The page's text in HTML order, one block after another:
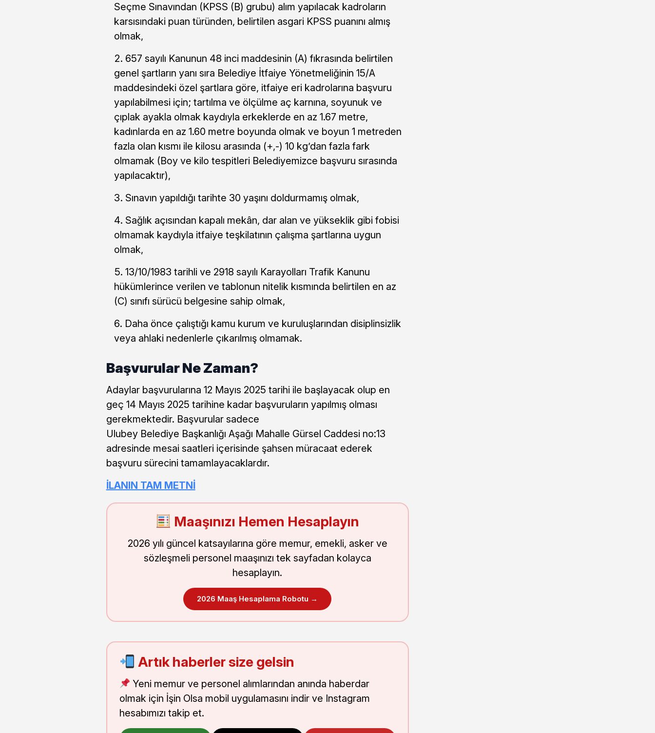
Seçme Sınavından (KPSS (B) grubu) alım yapılacak kadroların
karsısındaki puan türünden, belirtilen asgari KPSS puanını almış
olmak,
657 sayılı Kanunun 48 inci maddesinin (A) fıkrasında belirtilen
genel şartların yanı sıra Belediye İtfaiye Yönetmeliğinin 15/A
maddesindeki özel şartlara göre, itfaiye eri kadrolarına başvuru
yapılabilmesi için; tartılma ve ölçülme aç karnına, soyunuk ve
çıplak ayakla olmak kaydıyla erkeklerde en az 1.67 metre,
kadınlarda en az 1.60 metre boyunda olmak ve boyun 1 metreden
fazla olan kısmı ile kilosu arasında (+,-) 10 kg’dan fazla fark
olmamak (Boy ve kilo tespitleri Belediyemizce başvuru sırasında
yapılacaktır),
Sınavın yapıldığı tarihte 30 yaşını doldurmamış olmak,
Sağlık açısından kapalı mekân, dar alan ve yükseklik gibi fobisi
olmamak kaydıyla itfaiye teşkilatının çalışma şartlarına uygun
olmak,
13/10/1983 tarihli ve 2918 sayılı Karayolları Trafik Kanunu
hükümlerince verilen ve tablonun nitelik kısmında belirtilen en az
(C) sınıfı sürücü belgesine sahip olmak,
Daha önce çalıştığı kamu kurum ve kuruluşlarından disiplinsizlik
veya ahlaki nedenlerle çıkarılmış olmamak.
Başvurular Ne Zaman?
Adaylar başvurularına 12 Mayıs 2025 tarihi ile başlayacak olup en
geç 14 Mayıs 2025 tarihine kadar başvuruların yapılmış olması
gerekmektedir. Başvurular sadece
Ulubey Belediye Başkanlığı Aşağı Mahalle Gürsel Caddesi no:13
adresinde mesai saatleri içerisinde şahsen müracaat ederek
başvuru sürecini tamamlayacaklardır.
İLANIN TAM METNİ
Maaşınızı Hemen Hesaplayın
2026 yılı güncel katsayılarına göre memur, emekli, asker ve
sözleşmeli personel maaşınızı tek sayfadan kolayca
hesaplayın.
2026 Maaş Hesaplama Robotu →
Artık haberler size gelsin
Yeni memur ve personel alımlarından anında haberdar
olmak için İşin Olsa mobil uygulamasını indir ve Instagram
hesabımızı takip et.